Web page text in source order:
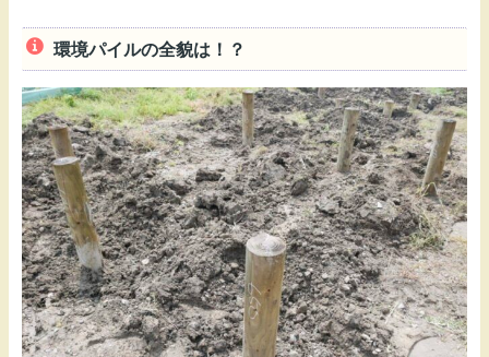
環境パイルの全貌は！？